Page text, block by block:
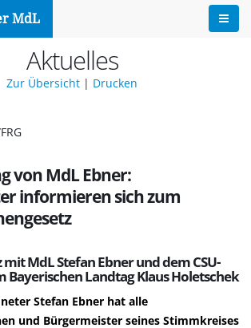
MdL
Aktuelles
Zur Übersicht | Drucken
von MdL Ebner:
informieren sich zum
MdL Stefan Ebner und dem CSU-
Bayerischen Landtag Klaus Holetschek
Stefan Ebner hat alle
und Bürgermeister seines Stimmkreises